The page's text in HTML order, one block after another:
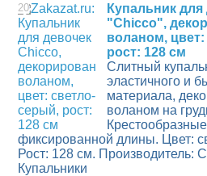
20
Купальник для
"Chicco",
воланом,
рост: 128 см
Слитный
эластичного и
материала,
воланом на
фиксированной длины. Цвет:
Рост: 128 см. Производитель:
Купальники